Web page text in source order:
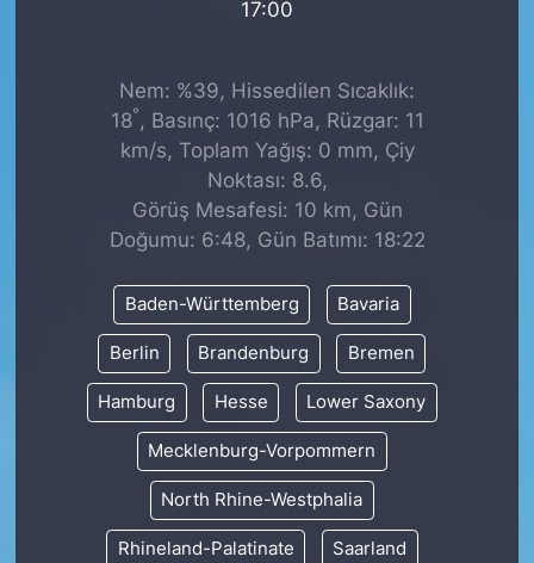
17:00
Nem: %39, Hissedilen Sıcaklık:
18° , Basınç: 1016 hPa, Rüzgar: 11
km/s, Toplam Yağış: 0 mm, Çiy
Noktası: 8.6,
Görüş Mesafesi: 10 km, Gün
Doğumu: 6:48, Gün Batımı: 18:22
Baden-Württemberg Bavaria
Berlin Brandenburg Bremen
Hamburg Hesse Lower Saxony
Mecklenburg-Vorpommern
North Rhine-Westphalia
Rhineland-Palatinate Saarland